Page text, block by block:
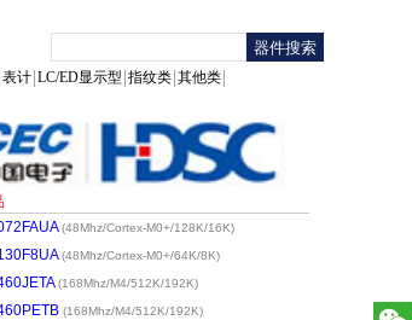
表计 LC/ED显示型 指纹类 其他类
(48Mhz/Cortex-M0+/128K/16K)
(48Mhz/Cortex-M0+/64K/8K)
(168Mhz/M4/512K/192K)
(168Mhz/M4/512K/192K)